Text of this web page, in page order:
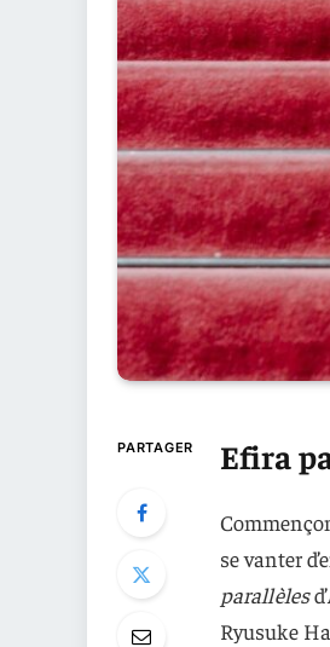
PARTAGER Efira
se vanter
parallèles
Ryusuke